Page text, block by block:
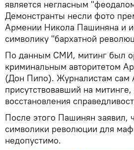
является негласным
Демонстранты несли фото
Армении Никола Пашиняна и
символику "бархатной
По данным СМИ, митинг был
криминальным авторитетом
(Дон Пипо). Журналистам сам
присутствовавший на
восстановления
После этого Пашинян заявил,
символики революции для
недопустимо.